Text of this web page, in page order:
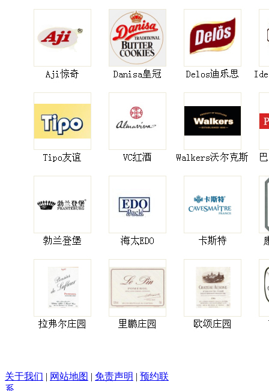
关于我们 | 网站地图 | 免责声明 | 预约联
系